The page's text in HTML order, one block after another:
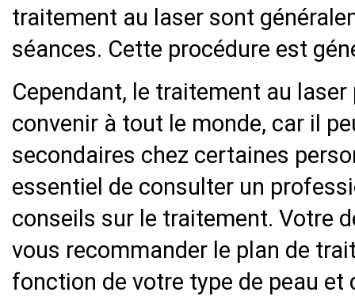
traitement au laser sont
séances. Cette procédure est
Cependant, le traitement au
convenir à tout le monde, car il
secondaires chez certaines
essentiel de consulter un
conseils sur le traitement. Votre
vous recommander le plan de
fonction de votre type de peau et